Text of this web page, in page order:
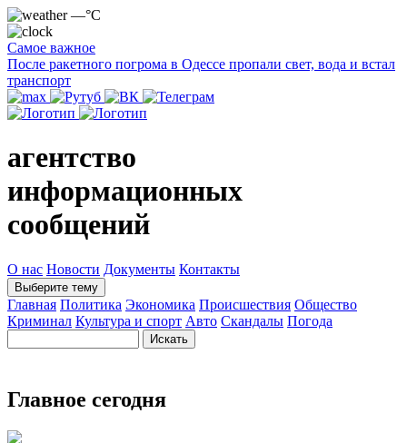
—°C
Самое важное
После ракетного погрома в Одессе пропали свет, вода и встал
транспорт
агентство
информационных
сообщений
О нас Новости Документы Контакты
Выберите тему
Главная Политика Экономика Происшествия Общество
Криминал Культура и спорт Авто Скандалы Погода
Главное сегодня